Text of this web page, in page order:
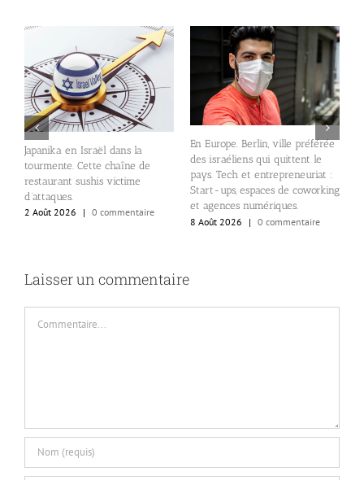
Japanika en Israël dans la
tourmente. Cette chaîne de
restaurant sushis victime
d’attaques.
2 Août 2026
| 0 commentaire
En Europe. Berlin, ville préférée
des israéliens qui quittent le
pays. Tech et entrepreneuriat :
Start-ups, espaces de coworking
et agences numériques.
8 Août 2026
| 0 commentaire
Laisser un commentaire